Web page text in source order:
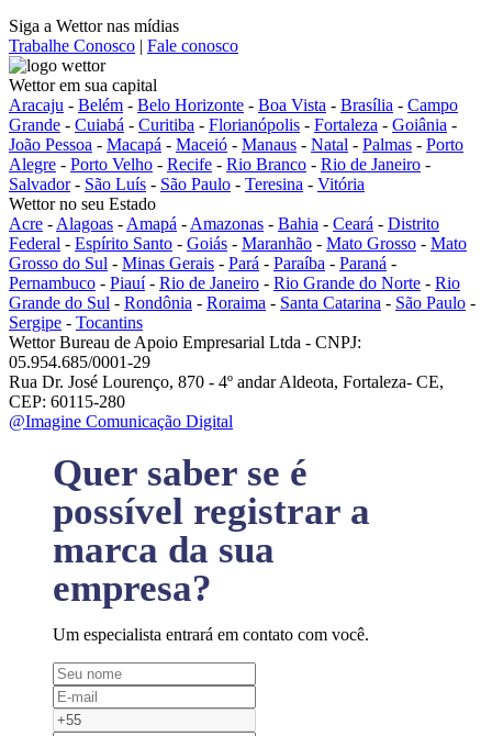
Siga a Wettor nas mídias
Trabalhe Conosco | Fale conosco
Wettor em sua capital
Aracaju - Belém - Belo Horizonte - Boa Vista - Brasília - Campo
Grande - Cuiabá - Curitiba - Florianópolis - Fortaleza - Goiânia -
João Pessoa - Macapá - Maceió - Manaus - Natal - Palmas - Porto
Alegre - Porto Velho - Recife - Rio Branco - Rio de Janeiro -
Salvador- São Luís - São Paulo - Teresina - Vitória
Wettor no seu Estado
Acre - Alagoas - Amapá - Amazonas - Bahia - Ceará - Distrito
Federal - Espírito Santo - Goiás - Maranhão - Mato Grosso - Mato
Grosso do Sul - Minas Gerais - Pará - Paraíba - Paraná -
Pernambuco - Piauí- Rio de Janeiro - Rio Grande do Norte - Rio
Grande do Sul - Rondônia - Roraima - Santa Catarina - São Paulo -
Sergipe - Tocantins
Wettor Bureau de Apoio Empresarial Ltda - CNPJ:
05.954.685/0001-29
Rua Dr. José Lourenço, 870 - 4º andar Aldeota, Fortaleza- CE,
CEP: 60115-280
@Imagine Comunicação Digital
Quer saber se é
possível registrar a
marca da sua
empresa?
Um especialista entrará em contato com você.